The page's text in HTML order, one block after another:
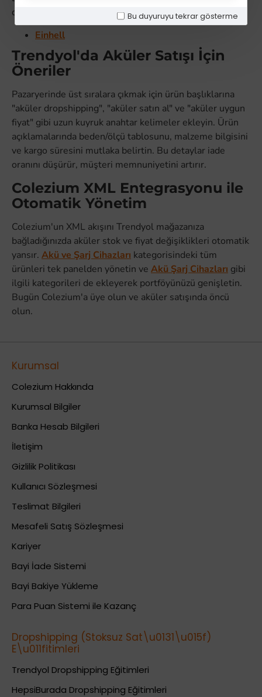
Bu duyuruyu tekrar gösterme
de mağazanıza ekleyin:
Einhell
Trendyol'da Aküler Satışı İçin
Öneriler
Pazaryerinde üst sıralara çıkmak için ürün başlıklarına
"aküler dropshipping", "aküler satın al" ve "aküler uygun
fiyat" gibi uzun kuyruk anahtar kelimeler ekleyin. Ürün
açıklamalarında beden/ölçü tablosunu, malzeme bilgisini
ve kargo süresini mutlaka belirtin. Bu detaylar iade
oranını düşürür, müşteri memnuniyetini artırır.
Colezium XML Entegrasyonu ile
Otomatik Yönetim
Colezium'un XML akışını Trendyol mağazanıza
bağladığınızda aküler stok ve fiyat değişiklikleri otomatik
yansır. Akü ve Şarj Cihazları kategorisindeki tüm
ürünleri tek panelden yönetin ve Akü Şarj Cihazları gibi
ilgili kategorileri de ekleyerek portföyünüzü genişletin.
Bugün Colezium'a üye olun ve aküler satışında öncü
olun.
Kurumsal
Colezium Hakkında
Kurumsal Bilgiler
Banka Hesab Bilgileri
İletişim
Gizlilik Politikası
Kullanıcı Sözleşmesi
Teslimat Bilgileri
Mesafeli Satış Sözleşmesi
Kariyer
Bayi İade Sistemi
Bayi Bakiye Yükleme
Para Puan Sistemi ile Kazanç
Dropshipping (Stoksuz Sat\u0131\u015f)
E\u011fitimleri
Trendyol Dropshipping Eğitimleri
HepsiBurada Dropshipping Eğitimleri